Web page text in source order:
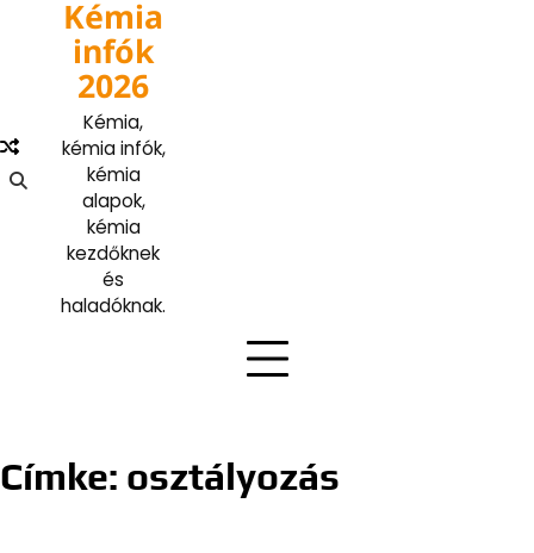
Kémia
infók
2026
Kémia,
kémia infók,
kémia
alapok,
kémia
kezdőknek
és
haladóknak.
Címke: osztályozás